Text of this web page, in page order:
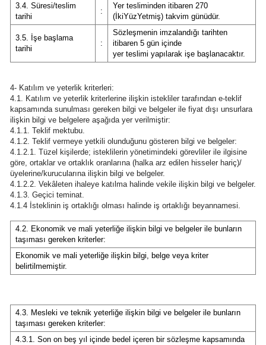
Isparta
Mersin
Kars
Kastamonu
Kayseri
Kırklareli
Kırşehir
Konya
Malatya
Manisa
3.4. Süresi/teslim
tarihi
:
Yer tesliminden itibaren 270
(İkiYüzYetmiş) takvim günüdür.
3.5. İşe başlama
tarihi
:
Sözleşmenin imzalandığı tarihten
itibaren 5 gün içinde
yer teslimi yapılarak işe başlanacaktır.
4- Katılım ve yeterlik kriterleri:
4.1. Katılım ve yeterlik kriterlerine ilişkin istekliler tarafından e-teklif
kapsamında sunulması gereken bilgi ve belgeler ile fiyat dışı unsurlara
ilişkin bilgi ve belgelere aşağıda yer verilmiştir:
4.1.1. Teklif mektubu.
4.1.2. Teklif vermeye yetkili olunduğunu gösteren bilgi ve belgeler:
4.1.2.1. Tüzel kişilerde; isteklilerin yönetimindeki görevliler ile ilgisine
göre, ortaklar ve ortaklık oranlarına (halka arz edilen hisseler hariç)/
üyelerine/kurucularına ilişkin bilgi ve belgeler.
4.1.2.2. Vekâleten ihaleye katılma halinde vekile ilişkin bilgi ve belgeler.
4.1.3. Geçici teminat.
4.1.4 İsteklinin iş ortaklığı olması halinde iş ortaklığı beyannamesi.
4.2. Ekonomik ve mali yeterliğe ilişkin bilgi ve belgeler ile bunların
taşıması gereken kriterler:
Ekonomik ve mali yeterliğe ilişkin bilgi, belge veya kriter
belirtilmemiştir.
4.3. Mesleki ve teknik yeterliğe ilişkin bilgi ve belgeler ile bunların
taşıması gereken kriterler:
4.3.1. Son on beş yıl içinde bedel içeren bir sözleşme kapsamında